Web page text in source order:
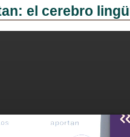
el cerebro